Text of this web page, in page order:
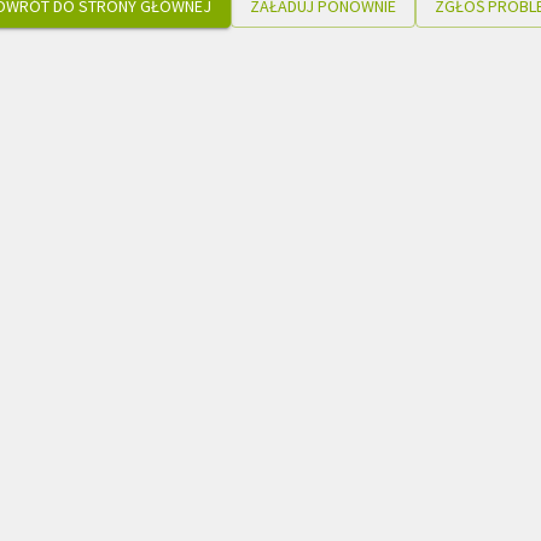
DO STRONY GŁÓWNEJ ZAŁADUJ PONOWNIE ZGŁOŚ